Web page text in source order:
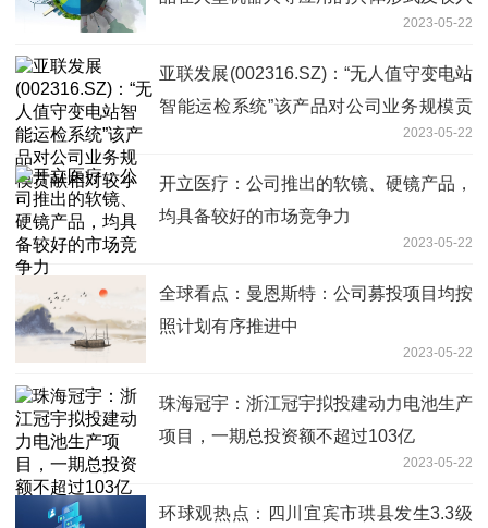
2023-05-22
亚联发展(002316.SZ)：“无人值守变电站
智能运检系统”该产品对公司业务规模贡
2023-05-22
开立医疗：公司推出的软镜、硬镜产品，
均具备较好的市场竞争力
2023-05-22
全球看点：曼恩斯特：公司募投项目均按
照计划有序推进中
2023-05-22
珠海冠宇：浙江冠宇拟投建动力电池生产
项目，一期总投资额不超过103亿
2023-05-22
环球观热点：四川宜宾市珙县发生3.3级